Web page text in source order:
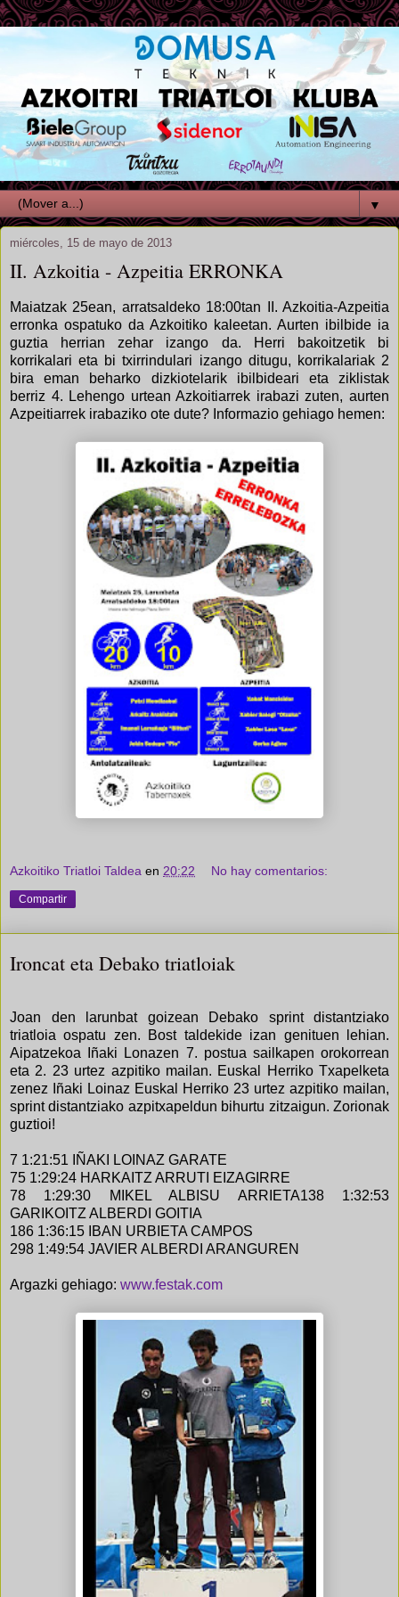
▼
miércoles, 15 de mayo de 2013
II. Azkoitia - Azpeitia ERRONKA
Maiatzak 25ean, arratsaldeko 18:00tan II. Azkoitia-Azpeitia
erronka ospatuko da Azkoitiko kaleetan. Aurten ibilbide ia
guztia herrian zehar izango da. Herri bakoitzetik bi
korrikalari eta bi txirrindulari izango ditugu, korrikalariak 2
bira eman beharko dizkiotelarik ibilbideari eta ziklistak
berriz 4. Lehengo urtean Azkoitiarrek irabazi zuten, aurten
Azpeitiarrek irabaziko ote dute? Informazio gehiago hemen:
Azkoitiko Triatloi Taldea en 20:22 No hay comentarios:
Compartir
Ironcat eta Debako triatloiak
Joan den larunbat goizean Debako sprint distantziako
triatloia ospatu zen. Bost taldekide izan genituen lehian.
Aipatzekoa Iñaki Lonazen 7. postua sailkapen orokorrean
eta 2. 23 urtez azpitiko mailan. Euskal Herriko Txapelketa
zenez Iñaki Loinaz Euskal Herriko 23 urtez azpitiko mailan,
sprint distantziako azpitxapeldun bihurtu zitzaigun. Zorionak
guztioi!
7 1:21:51 IÑAKI LOINAZ GARATE
75 1:29:24 HARKAITZ ARRUTI EIZAGIRRE
78 1:29:30 MIKEL ALBISU ARRIETA138 1:32:53
GARIKOITZ ALBERDI GOITIA
186 1:36:15 IBAN URBIETA CAMPOS
298 1:49:54 JAVIER ALBERDI ARANGUREN
Argazki gehiago: www.festak.com